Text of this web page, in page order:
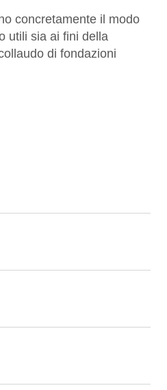
concretamente il modo
utili sia ai fini della
di fondazioni